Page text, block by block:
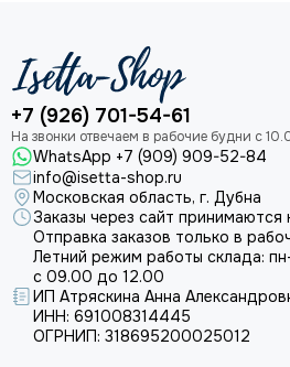
+7 (926) 701-54-61
WhatsApp +7 (909) 909-52-84
info@isetta-shop.ru
Московская область, г. Дубна
Заказы через сайт принимаются
Отправка заказов только в
Летний режим работы склада:
с 09.00 до 12.00
ИП Атряскина Анна
ИНН: 691008314445
ОГРНИП: 318695200025012